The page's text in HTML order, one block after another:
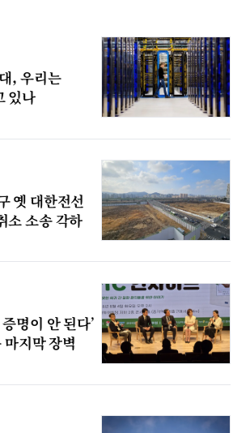
, 우리는
있나
옛 대한전선
소 소송 각하
명이 안 된다’
지막 장벽